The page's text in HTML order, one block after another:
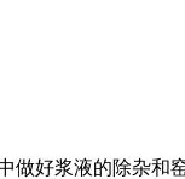
好浆液的除杂和